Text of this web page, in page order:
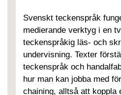
Svenskt teckenspråk
medierande verktyg i en
teckenspråkig läs- och
undervisning. Texter
teckenspråk och
hur man kan jobba med
chaining, alltså att koppla